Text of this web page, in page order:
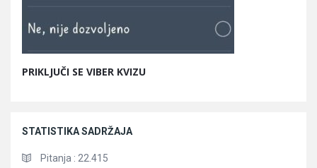
PRIKLJUČI SE VIBER KVIZU
STATISTIKA SADRŽAJA
Pitanja : 22.415